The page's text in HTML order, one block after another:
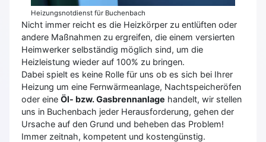
Heizungsnotdienst für Buchenbach
Nicht immer reicht es die Heizkörper zu entlüften oder
andere Maßnahmen zu ergreifen, die einem versierten
Heimwerker selbständig möglich sind, um die
Heizleistung wieder auf 100% zu bringen.
Dabei spielt es keine Rolle für uns ob es sich bei Ihrer
Heizung um eine Fernwärmeanlage, Nachtspeicheröfen
oder eine Öl- bzw. Gasbrennanlage handelt, wir stellen
uns in Buchenbach jeder Herausforderung, gehen der
Ursache auf den Grund und beheben das Problem!
Immer zeitnah, kompetent und kostengünstig.